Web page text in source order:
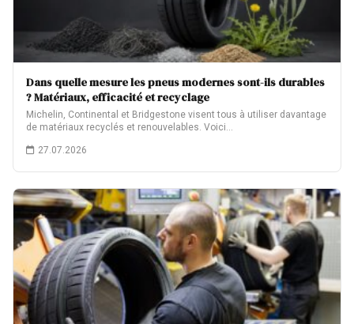
Dans quelle mesure les pneus modernes sont-ils durables
? Matériaux, efficacité et recyclage
Michelin, Continental et Bridgestone visent tous à utiliser davantage
de matériaux recyclés et renouvelables. Voici…
27.07.2026